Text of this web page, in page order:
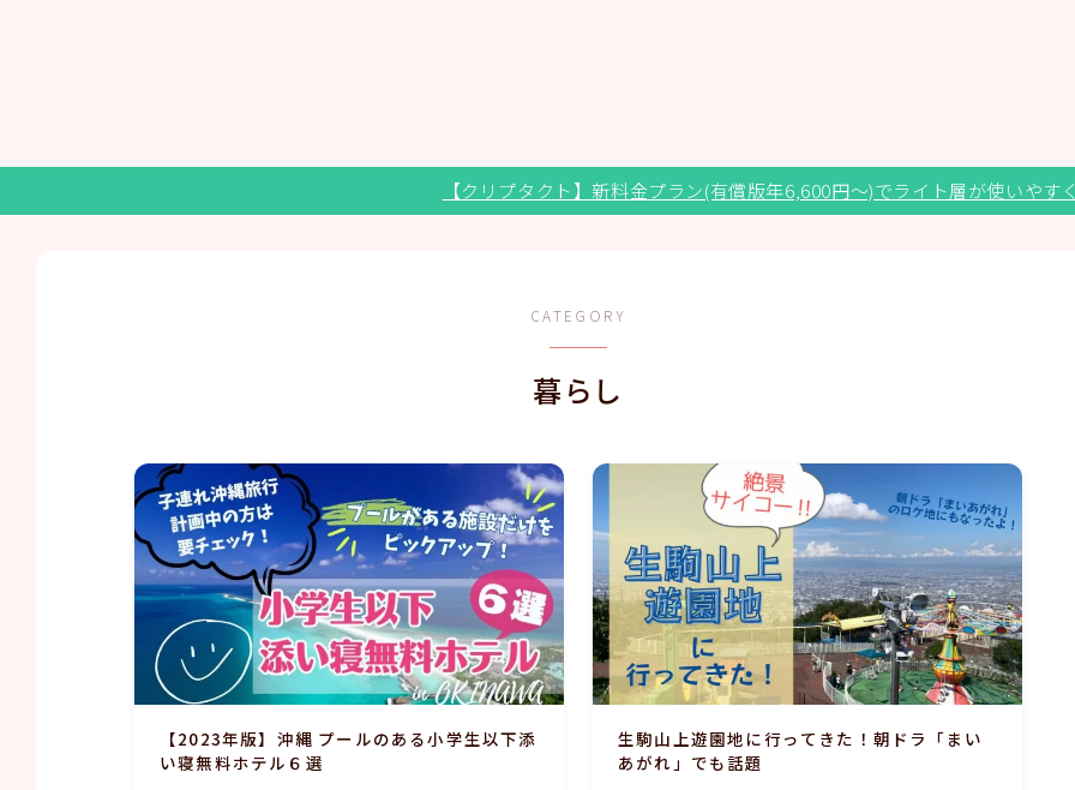
【クリプタクト】新料金プラン(有償版年6,600円～)でライト層が使いやす
CATEGORY
暮らし
【2023年版】沖縄 プールのある小学生以下添
い寝無料ホテル６選
生駒山上遊園地に行ってきた！朝ドラ「まい
あがれ」でも話題